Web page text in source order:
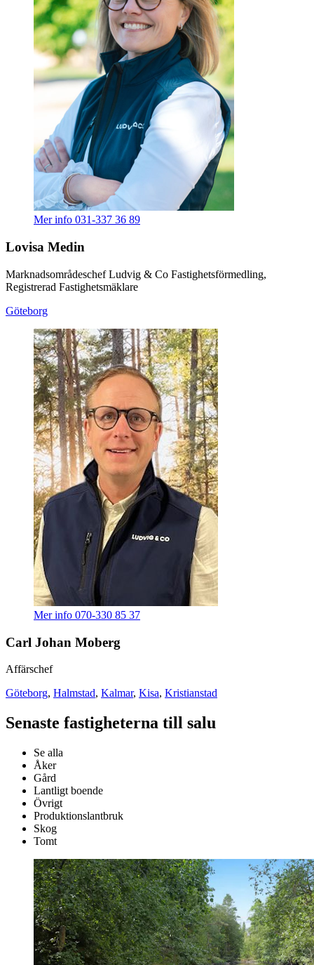
Mer info 031-337 36 89
Lovisa Medin
Marknadsområdeschef Ludvig & Co Fastighetsförmedling,
Registrerad Fastighetsmäklare
Göteborg
Mer info 070-330 85 37
Carl Johan Moberg
Affärschef
Göteborg, Halmstad, Kalmar, Kisa, Kristianstad
Senaste fastigheterna till salu
Se alla
Åker
Gård
Lantligt boende
Övrigt
Produktionslantbruk
Skog
Tomt